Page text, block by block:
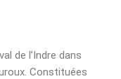
de l’Indre dans
Constituées